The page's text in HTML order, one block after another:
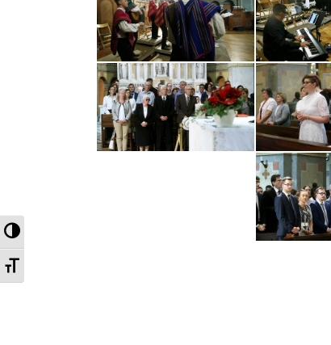
Nagy kontraszt váltása
Betűméret váltása